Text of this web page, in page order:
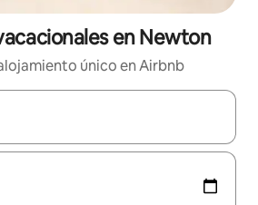
en Newton
único en Airbnb
estén disponibles, podrás navegar